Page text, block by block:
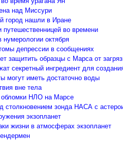
над Миссури
город нашли в Иране
во времени
октября
депрессии в сообщениях
защитить образцы с Марса от
секретный ингредиент для
могут иметь достаточно воды
вне тела
НЛО на Марсе
столкновением зонда НАСА с
экзопланет
жизни в атмосферах экзопланет